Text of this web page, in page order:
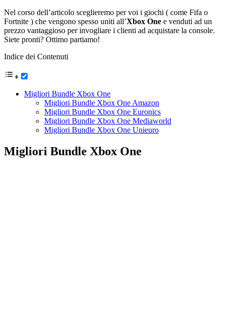
Nel corso dell’articolo sceglieremo per voi i giochi ( come Fifa o
Fortnite ) che vengono spesso uniti all’Xbox One e venduti ad un
prezzo vantaggioso per invogliare i clienti ad acquistare la console.
Siete pronti? Ottimo partiamo!
Indice dei Contenuti
Migliori Bundle Xbox One
Migliori Bundle Xbox One Amazon
Migliori Bundle Xbox One Euronics
Migliori Bundle Xbox One Mediaworld
Migliori Bundle Xbox One Unieuro
Migliori Bundle Xbox One